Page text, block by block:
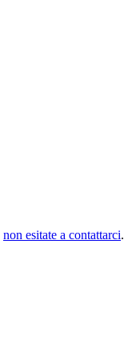
non esitate a contattarci.